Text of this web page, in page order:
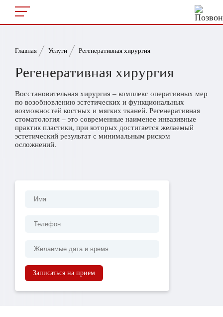
Главная Услуги Регенеративная хирургия
Регенеративная хирургия
Восстановительная хирургия – комплекс оперативных мер
по возобновлению эстетических и функциональных
возможностей костных и мягких тканей. Регенеративная
стоматология – это современные наименее инвазивные
практик пластики, при которых достигается желаемый
эстетический результат с минимальным риском
осложнений.
Записаться на прием